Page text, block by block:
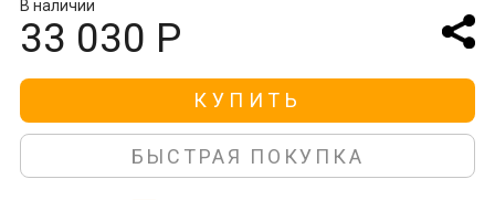
В наличии
33 030 Р
КУПИТЬ
БЫСТРАЯ ПОКУПКА